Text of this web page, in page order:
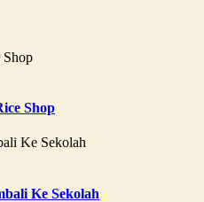
Shop
Ke Sekolah